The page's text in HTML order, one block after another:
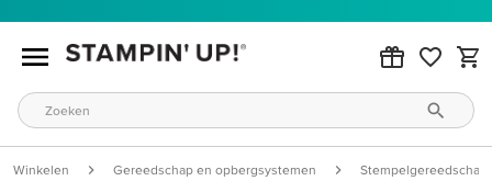
Winkelen Gereedschap en opbergsystemen Stempelgereedschap